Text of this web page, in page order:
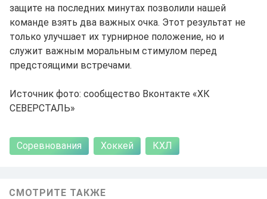
защите на последних минутах позволили нашей
команде взять два важных очка. Этот результат не
только улучшает их турнирное положение, но и
служит важным моральным стимулом перед
предстоящими встречами.
Источник фото: сообщество Вконтакте «ХК
СЕВЕРСТАЛЬ»
Соревнования Хоккей КХЛ
СМОТРИТЕ ТАКЖЕ